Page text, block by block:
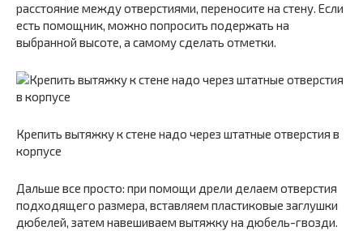
расстояние между отверстиями, переносите на стену. Если
есть помощник, можно попросить подержать на
выбранной высоте, а самому сделать отметки.
Крепить вытяжку к стене надо через штатные отверстия в
корпусе
Дальше все просто: при помощи дрели делаем отверстия
подходящего размера, вставляем пластиковые заглушки
дюбелей, затем навешиваем вытяжку на дюбель-гвозди.